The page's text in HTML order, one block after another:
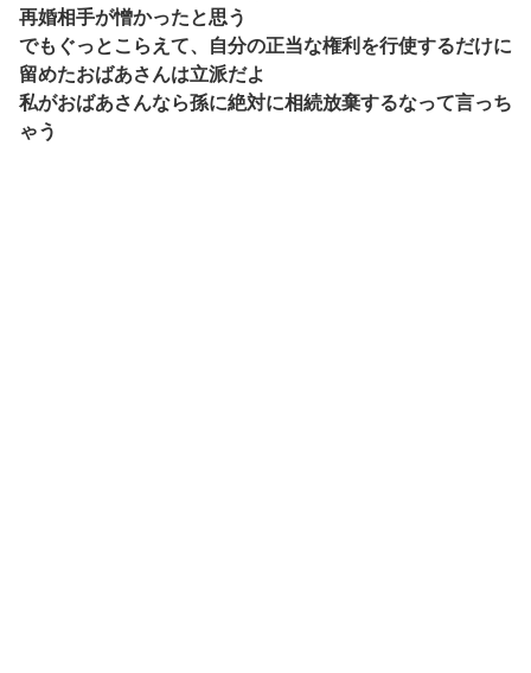
再婚相手が憎かったと思う
でもぐっとこらえて、自分の正当な権利を行使するだけに
留めたおばあさんは立派だよ
私がおばあさんなら孫に絶対に相続放棄するなって言っち
ゃう